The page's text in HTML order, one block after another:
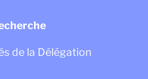
de la Délégation